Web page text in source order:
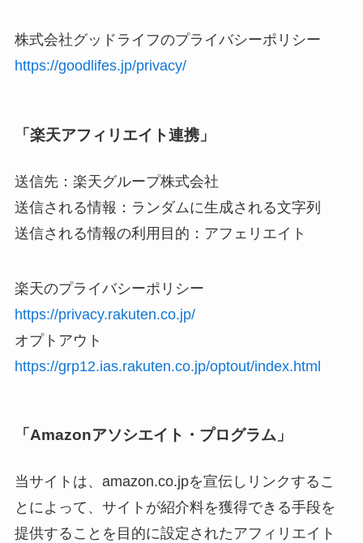
株式会社グッドライフのプライバシーポリシー
https://goodlifes.jp/privacy/
「楽天アフィリエイト連携」
送信先：楽天グループ株式会社
送信される情報：ランダムに生成される文字列
送信される情報の利用目的：アフェリエイト
楽天のプライバシーポリシー
https://privacy.rakuten.co.jp/
オプトアウト
https://grp12.ias.rakuten.co.jp/optout/index.html
「Amazonアソシエイト・プログラム」
当サイトは、amazon.co.jpを宣伝しリンクするこ
とによって、サイトが紹介料を獲得できる手段を
提供することを目的に設定されたアフィリエイト